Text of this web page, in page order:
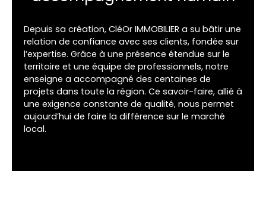
Depuis sa création, CléOr IMMOBILIER a su bâtir une
relation de confiance avec ses clients, fondée sur
l’expertise. Grâce à une présence étendue sur le
territoire et une équipe de professionnels, notre
enseigne a accompagné des centaines de
projets dans toute la région. Ce savoir-faire, allié à
une exigence constante de qualité, nous permet
aujourd’hui de faire la différence sur le marché
local.